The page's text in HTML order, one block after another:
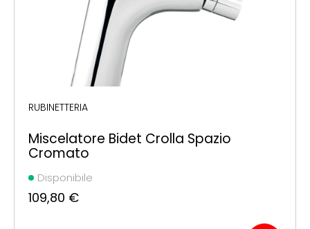
RUBINETTERIA
Miscelatore Bidet Crolla Spazio
Cromato
Disponibile
109,80 €